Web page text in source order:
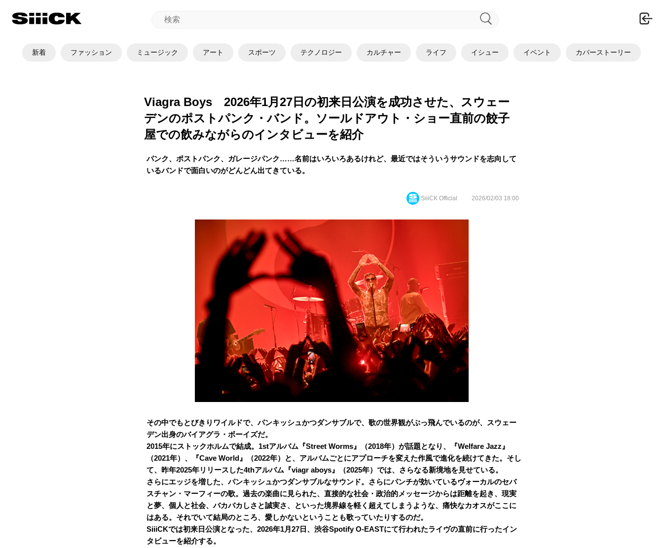
新着 ファッション ミュージック アート スポーツ テクノロジー カルチャー ライフ イシュー イベント カバーストーリー
Viagra Boys 2026年1月27日の初来日公演を成功させた、スウェー
デンのポストパンク・バンド。ソールドアウト・ショー直前の餃子
屋での飲みながらのインタビューを紹介
パンク、ポストパンク、ガレージパンク……名前はいろいろあるけれど、最近ではそういうサウンドを志向して
いるバンドで面白いのがどんどん出てきている。
SiiiCK Official 2026/02/03 18:00
その中でもとびきりワイルドで、パンキッシュかつダンサブルで、歌の世界観がぶっ飛んでいるのが、
スウェー
デン出身のバイアグラ・ボーイズだ。
2015年にストックホルムで結成。1stアルバム『Street Worms』（2018年）が話題となり、『Welfare Jazz』
（2021年）、『Cave World』（2022年）と、アルバムごとにアプローチを変えた作風で進化を続けてきた。そし
て、昨年2025年リリースした4thアルバム『viagr aboys』（2025年）では、さらなる新境地を見せている。
さらにエッジを増した、パンキッシュかつダンサブルなサウンド。さらにパンチが効いているヴォーカルのセバ
スチャン・マーフィーの歌。過去の楽曲に見られた、直接的な社会・政治的メッセージからは距離を起き、現実
と夢、個人と社会、バカバカしさと誠実さ、といった境界線を軽く超えてしまうような、痛快なカオスがここに
はある。それでいて結局のところ、愛しかないということも歌っていたりするのだ。
SiiiCKでは初来日公演となった、2026年1月27日、渋谷Spotify O-EASTにて行われたライヴの直前に行ったイン
タビューを紹介する。